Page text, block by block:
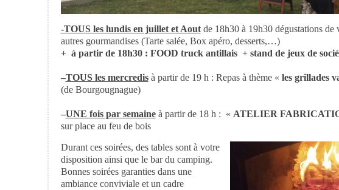
-TOUS les lundis en juillet et Aoutde 18h30 à 19h30 dégustations de
autres gourmandises (Tarte salée, Box apéro, desserts,…)
+ à partir de 18h30 : FOOD truck antillais + stand de jeux de
–TOUS les mercredisà partir de 19 h : Repas à thème « les grillades
(de Bourgougnague)
–UNE fois par semaineà partir de 18 h : « ATELIER
sur place au feu de bois
Durant ces soirées, des tables sont à votre
disposition ainsi que le bar du camping.
Bonnes soirées garanties dans une
ambiance conviviale et un cadre